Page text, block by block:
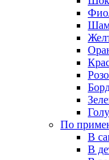
По
В
В